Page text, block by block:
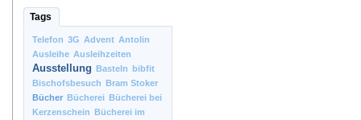
Tags
Telefon 3G Advent Antolin
Ausleihe Ausleihzeiten
Ausstellung Basteln bibfit
Bischofsbesuch Bram Stoker
Bücher Bücherei Bücherei bei
Kerzenschein Bücherei im